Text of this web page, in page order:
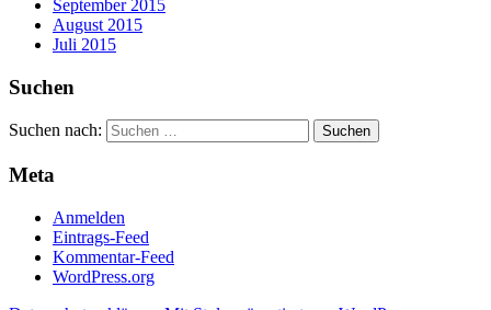
September 2015
August 2015
Juli 2015
Suchen
Suchen nach:
Meta
Anmelden
Eintrags-Feed
Kommentar-Feed
WordPress.org